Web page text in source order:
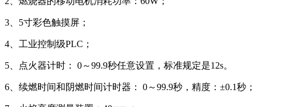
3、5寸彩色触摸屏；
4、工业控制级PLC；
5、点火器计时： 0～99.9秒任意设置，标准规定是12s。
6、续燃时间和阴燃时间计时器： 0～99.9秒，精度：±0.1秒；